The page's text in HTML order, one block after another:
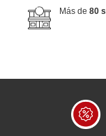
Más de 80